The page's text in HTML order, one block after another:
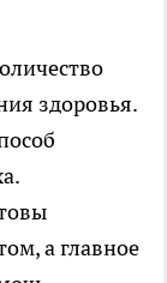
здоровья.
а главное